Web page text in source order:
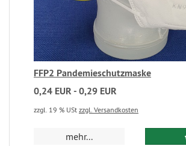
FFP2 Pandemieschutzmaske
0,24 EUR - 0,29 EUR
zzgl. 19 % USt zzgl. Versandkosten
mehr...